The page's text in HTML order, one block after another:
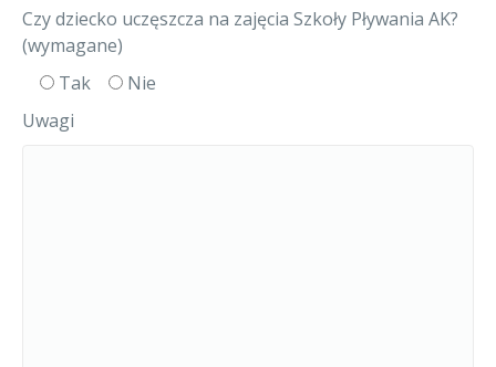
Czy dziecko uczęszcza na zajęcia Szkoły Pływania AK?
(wymagane)
Tak
Nie
Uwagi